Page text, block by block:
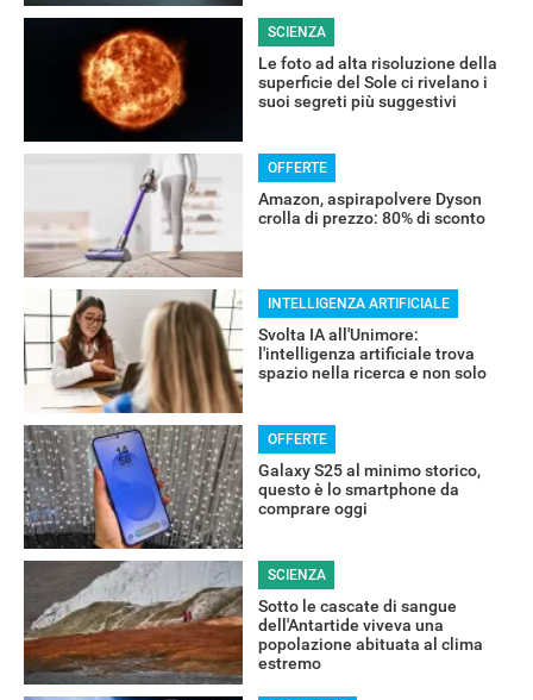
RECENSIONI
SCIENZA
Le foto ad alta risoluzione della
superficie del Sole ci rivelano i
suoi segreti più suggestivi
OFFERTE
Amazon, aspirapolvere Dyson
crolla di prezzo: 80% di sconto
INTELLIGENZA ARTIFICIALE
Svolta IA all'Unimore:
l'intelligenza artificiale trova
spazio nella ricerca e non solo
OFFERTE
Galaxy S25 al minimo storico,
questo è lo smartphone da
comprare oggi
SCIENZA
Sotto le cascate di sangue
dell'Antartide viveva una
popolazione abituata al clima
estremo